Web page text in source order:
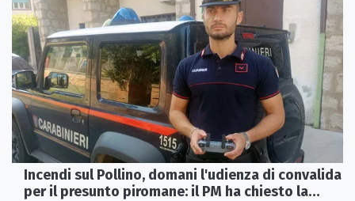
Incendi sul Pollino, domani l'udienza di convalida
per il presunto piromane: il PM ha chiesto la